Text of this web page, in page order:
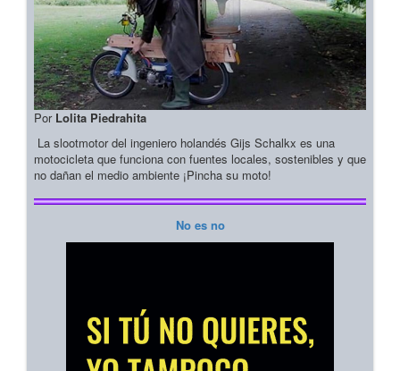
Por Lolita Piedrahita
La slootmotor del ingeniero holandés Gijs Schalkx es una
motocicleta que funciona con fuentes locales, sostenibles y que
no dañan el medio ambiente ¡Pincha su moto!
No es no